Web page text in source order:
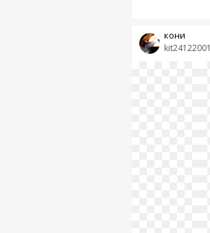
kit24122001
кони